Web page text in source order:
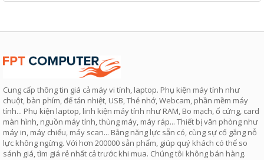
Cung cấp thông tin giá cả máy vi tính, laptop. Phụ kiện máy tính như
chuột, bàn phím, đế tản nhiệt, USB, Thẻ nhớ, Webcam, phần mềm máy
tính... Phụ kiện laptop, linh kiện máy tính như RAM, Bo mạch, ổ cứng, card
màn hình, nguồn máy tính, thùng máy, máy ráp... Thiết bị văn phòng như
máy in, máy chiếu, máy scan... Bằng năng lực sẵn có, cùng sự cố gắng nỗ
lực không ngừng. Với hơn 200000 sản phẩm, giúp quý khách có thể so
sánh giá, tìm giá rẻ nhất cả trước khi mua. Chúng tôi không bán hàng.